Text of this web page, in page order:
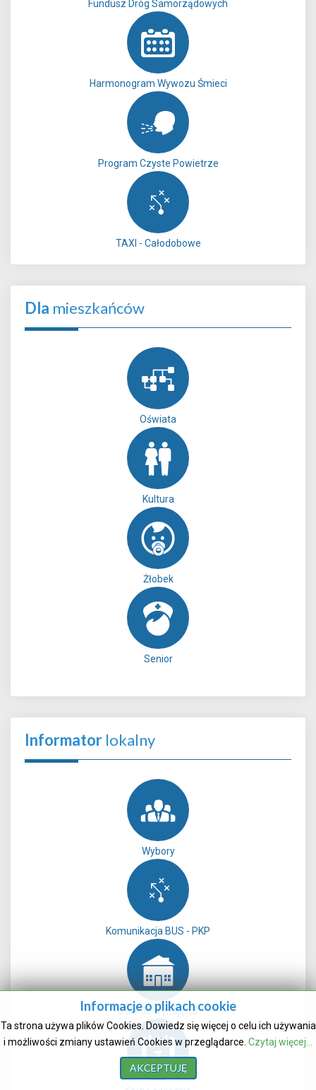
Fundusz Dróg Samorządowych
Harmonogram Wywozu Śmieci
Program Czyste Powietrze
TAXI - Całodobowe
Dla mieszkańców
Oświata
Kultura
Żłobek
Senior
Informator lokalny
Wybory
Komunikacja BUS - PKP
Sale do wynajęcia
Informacje o plikach cookie
Ta strona używa plików Cookies. Dowiedz się więcej o celu ich używania
i możliwości zmiany ustawień Cookies w przeglądarce. Czytaj więcej...
AKCEPTUJĘ